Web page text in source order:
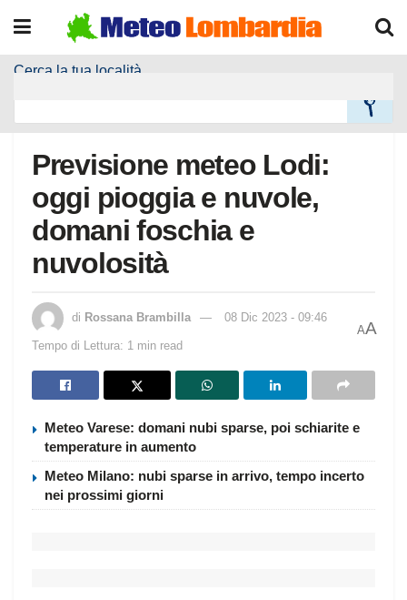
Cerca la tua località
Previsione meteo Lodi:
oggi pioggia e nuvole,
domani foschia e
nuvolosità
di Rossana Brambilla 08 Dic 2023 - 09:46
Tempo di Lettura: 1 min read
AA
Meteo Varese: domani nubi sparse, poi schiarite e
temperature in aumento
Meteo Milano: nubi sparse in arrivo, tempo incerto
nei prossimi giorni